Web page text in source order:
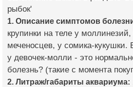
рыбок'
1. Описание симптомов
крупинки на теле у
меченосцев, у сомика-кукушки.
у девочек-молли - это
болезнь? (такие с момента
2. Литраж/габариты аквариума: